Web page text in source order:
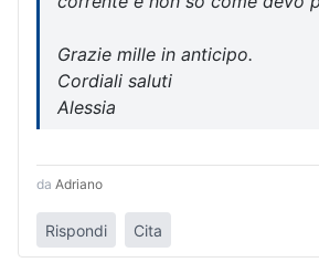
Grazie mille in anticipo.
Cordiali saluti
Alessia
da Adriano
Rispondi Cita